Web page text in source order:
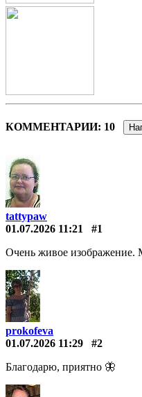
КОММЕНТАРИИ: 10
tattypaw
01.07.2026 11:21
#1
Очень живое изображение.
prokofeva
01.07.2026 11:29
#2
Благодарю, приятно 🦋